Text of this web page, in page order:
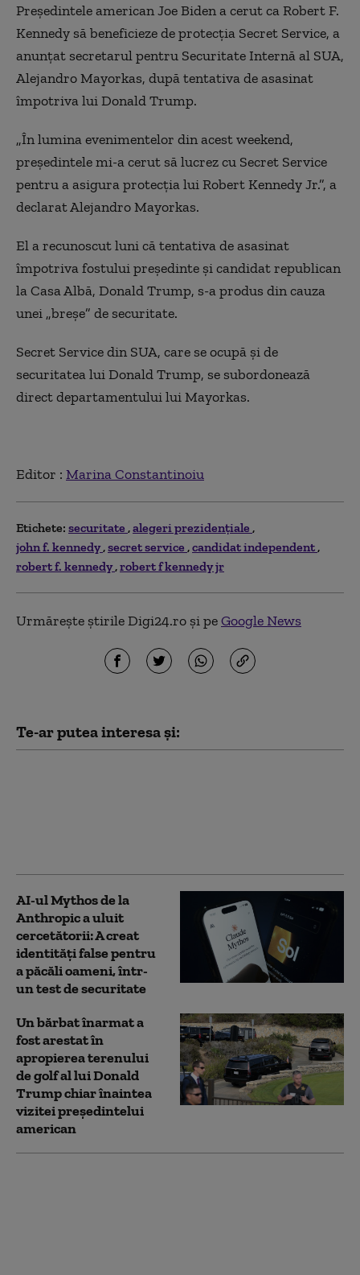
Preşedintele american Joe Biden a cerut ca Robert F.
Kennedy să beneficieze de protecţia Secret Service, a
anunţat secretarul pentru Securitate Internă al SUA,
Alejandro Mayorkas, după tentativa de asasinat
împotriva lui Donald Trump.
„În lumina evenimentelor din acest weekend,
preşedintele mi-a cerut să lucrez cu Secret Service
pentru a asigura protecţia lui Robert Kennedy Jr.”, a
declarat Alejandro Mayorkas.
El a recunoscut luni că tentativa de asasinat
împotriva fostului preşedinte şi candidat republican
la Casa Albă, Donald Trump, s-a produs din cauza
unei „breşe” de securitate.
Secret Service din SUA, care se ocupă şi de
securitatea lui Donald Trump, se subordonează
direct departamentului lui Mayorkas.
Editor : Marina Constantinoiu
Etichete: securitate alegeri prezidențiale
john f. kennedy secret service candidat independent
robert f. kennedy robert f kennedy jr
Urmărește știrile Digi24.ro și peGoogle News
Te-ar putea interesa și:
AI-ul Mythos de la
Anthropic a uluit
cercetătorii: A creat
identități false pentru
a păcăli oameni, într-
un test de securitate
Un bărbat înarmat a
fost arestat în
apropierea terenului
de golf al lui Donald
Trump chiar înaintea
vizitei președintelui
american